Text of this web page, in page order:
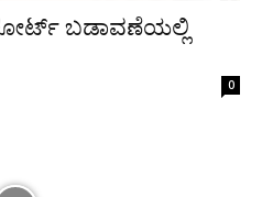
ಬಡಾವಣೆಯಲ್ಲಿ
0